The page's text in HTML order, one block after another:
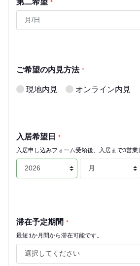
*
ご希望の内見方法 *
現地内見 オンライン内見
入居希望日 *
入居申し込みフォーム受領後、入居まで3営業
滞在予定期間 *
最短1か月間から滞在可能です。